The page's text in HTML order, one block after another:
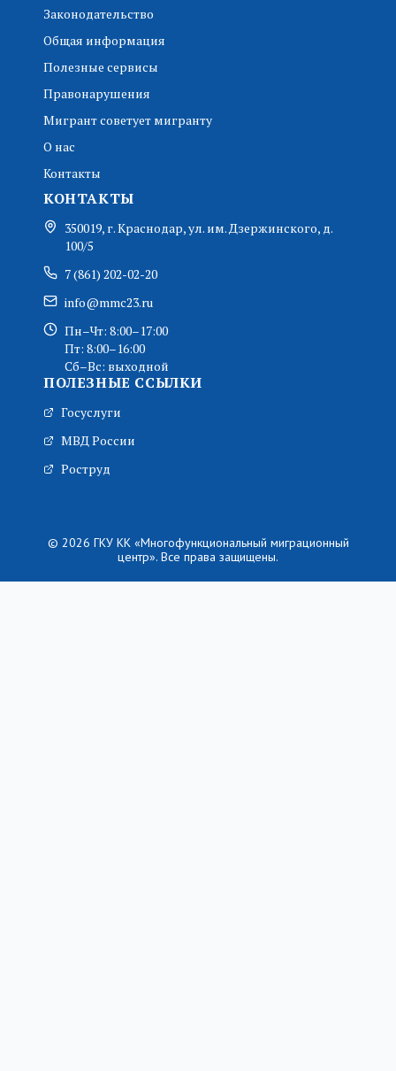
Законодательство
Общая информация
Полезные сервисы
Правонарушения
Мигрант советует мигранту
О нас
Контакты
КОНТАКТЫ
350019, г. Краснодар, ул. им. Дзержинского, д.
100/5
7 (861) 202-02-20
info@mmc23.ru
Пн–Чт: 8:00–17:00
Пт: 8:00–16:00
Сб–Вс: выходной
ПОЛЕЗНЫЕ ССЫЛКИ
Госуслуги
МВД России
Роструд
© 2026 ГКУ КК «Многофункциональный миграционный
центр». Все права защищены.